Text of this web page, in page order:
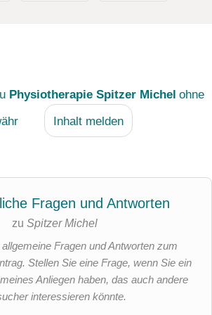
Physiotherapie Spitzer Michel ohne
Inhalt melden
Fragen und Antworten
zu Spitzer Michel
Fragen und Antworten zum
Stellen Sie eine Frage, wenn Sie ein
Anliegen haben, das auch andere
interessieren könnte.